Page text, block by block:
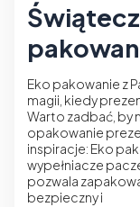
Eko pakowanie z
magii, kiedy
Warto zadbać, by
opakowanie
inspiracje: Eko
wypełniacze
pozwala
bezpieczny i